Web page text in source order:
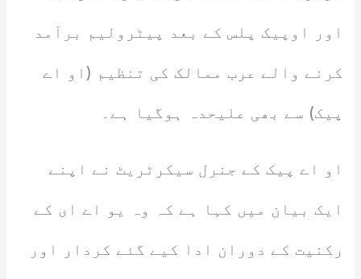
اور اوپیک پلس کے بعد پیٹرولیم برآمد
کرنے والے عرب ممالک کی تنظیم (او اے
پیک) سے بھی علیحدہ ہوگیا ہے۔
او اے پیک کے جنرل سیکرٹریٹ نے اپنے
ایک بیان میں کہا ہے کہ وہ یو اے ای کے
رکنیت کے دوران ادا کیے گئے کردار اور